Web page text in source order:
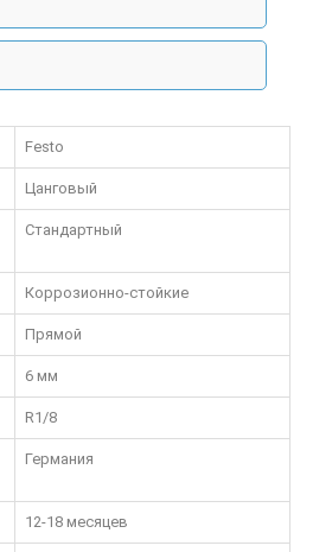
Festo
Цанговый
Стандартный
Коррозионно-стойкие
Прямой
6 мм
R1/8
Германия
12-18 месяцев